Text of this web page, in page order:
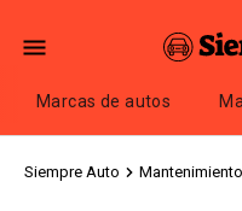
Marcas de autos
Siempre Auto Mantenimiento